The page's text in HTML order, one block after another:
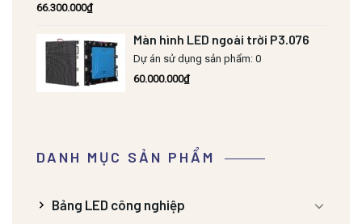
66.300.000₫
Màn hình LED ngoài trời P3.076
Dự án sử dụng sản phẩm: 0
60.000.000₫
DANH MỤC SẢN PHẨM
Bảng LED công nghiệp